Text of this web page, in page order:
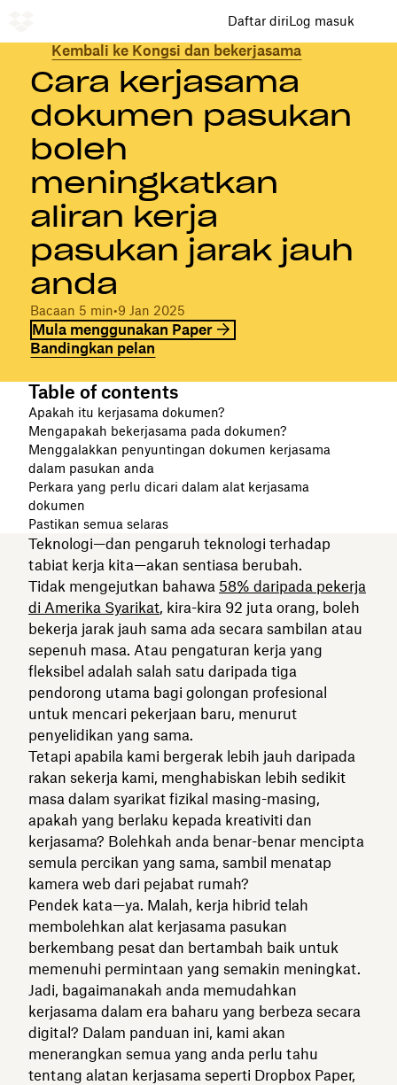
Daftar diriLog masuk
Kembali ke Kongsi dan bekerjasama
Cara kerjasama
dokumen pasukan
boleh
meningkatkan
aliran kerja
pasukan jarak jauh
anda
Bacaan 5 min•9 Jan 2025
Mula menggunakan Paper
Bandingkan pelan
Table of contents
Apakah itu kerjasama dokumen?
Mengapakah bekerjasama pada dokumen?
Menggalakkan penyuntingan dokumen kerjasama
dalam pasukan anda
Perkara yang perlu dicari dalam alat kerjasama
dokumen
Pastikan semua selaras
Teknologi—dan pengaruh teknologi terhadap
tabiat kerja kita—akan sentiasa berubah.
Tidak mengejutkan bahawa 58% daripada pekerja
di Amerika Syarikat, kira-kira 92 juta orang, boleh
bekerja jarak jauh sama ada secara sambilan atau
sepenuh masa. Atau pengaturan kerja yang
fleksibel adalah salah satu daripada tiga
pendorong utama bagi golongan profesional
untuk mencari pekerjaan baru, menurut
penyelidikan yang sama.
Tetapi apabila kami bergerak lebih jauh daripada
rakan sekerja kami, menghabiskan lebih sedikit
masa dalam syarikat fizikal masing-masing,
apakah yang berlaku kepada kreativiti dan
kerjasama? Bolehkah anda benar-benar mencipta
semula percikan yang sama, sambil menatap
kamera web dari pejabat rumah?
Pendek kata—ya. Malah, kerja hibrid telah
membolehkan alat kerjasama pasukan
berkembang pesat dan bertambah baik untuk
memenuhi permintaan yang semakin meningkat.
Jadi, bagaimanakah anda memudahkan
kerjasama dalam era baharu yang berbeza secara
digital? Dalam panduan ini, kami akan
menerangkan semua yang anda perlu tahu
tentang alatan kerjasama seperti Dropbox Paper,